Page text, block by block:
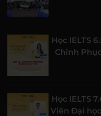
Học IELTS
Chinh
Học IELTS
Viên Đại